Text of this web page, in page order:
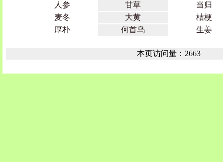
人参 甘草
当归
麦冬
大黄
桔梗
厚朴
何首乌 生姜
本页访问量：2663